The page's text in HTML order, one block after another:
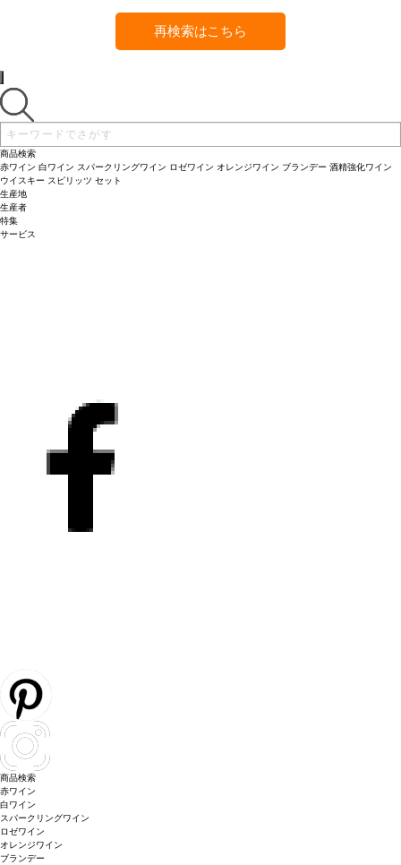
再検索はこちら
商品検索
赤ワイン 白ワイン スパークリングワイン ロゼワイン オレンジワイン ブランデー 酒精強化ワイン
ウイスキー スピリッツ セット
生産地
生産者
特集
サービス
商品検索
赤ワイン
白ワイン
スパークリングワイン
ロゼワイン
オレンジワイン
ブランデー